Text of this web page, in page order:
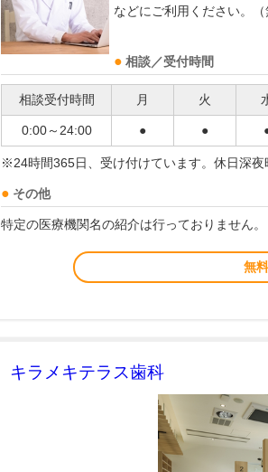
などにご利用ください。（
相談／受付時間
相談受付時間 月 火
0:00～24:00 ● ●
※24時間365日、受け付けています。休日深夜
その他
特定の医療機関名の紹介は行っておりません。
無
キラメキテラス歯科